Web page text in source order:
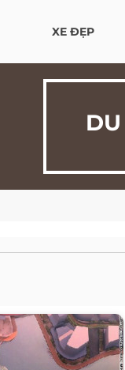
XE ĐẸP